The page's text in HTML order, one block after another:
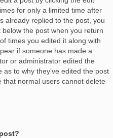
for only a limited time after
already replied to the post, you
the post when you return
times you edited it along with
if someone has made a
or administrator edited the
to why they’ve edited the post
normal users cannot delete